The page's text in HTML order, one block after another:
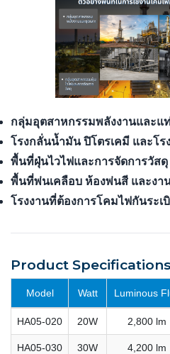
กลุ่มอุตสาหกรรมพลังงานและแ
โรงกลั่นน้ำมัน ปิโตรเคมี และโร
พื้นที่ฝุ่นไวไฟและการจัดการวัสดุ
พื้นที่พ่นเคลือบ ห้องพ่นสี และงา
โรงงานที่ต้องการโคมไฟกันระเ
Product
Model Watt Luminous
HA05-020 20W 2,800 lm
HA05-030 30W 4,200 lm